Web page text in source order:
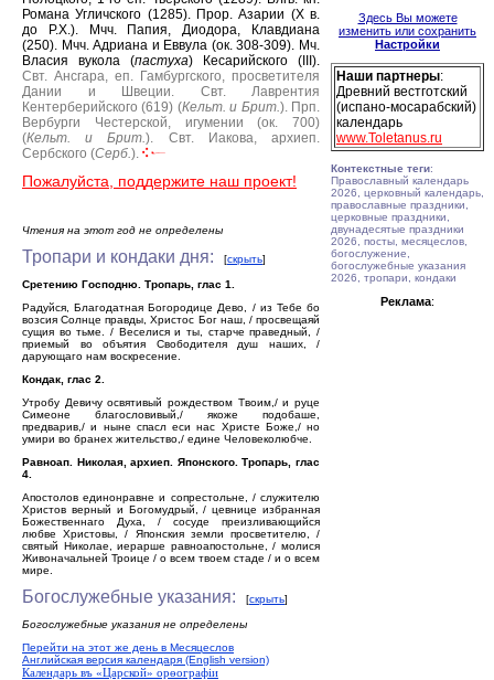
Романа Угличского (1285). Прор. Азарии (X в.
до Р.Х.).
Мчч. Папия, Диодора, Клавдиана
(250). Мчч. Адриана и Еввула (ок. 308-309). Мч.
Власия вукола (пастуха) Кесарийского (III).
Свт. Ансгара, еп. Гамбургского, просветителя
Дании и Швеции.
Свт. Лаврентия
Кентерберийского (619) (Кельт. и Брит.). Прп.
Вербурги Честерской, игумении (ок. 700)
(Кельт. и Брит.).
Свт. Иакова, архиеп.
Сербского (Серб.).
Пожалуйста, поддержите наш проект!
Чтения на этот год не определены
Тропари и кондаки дня: [скрыть]
Сретению Господню. Тропарь, глас 1.
Радуйся, Благодатная Богородице Дево, / из Тебе бо
возсия Солнце правды, Христос Бог наш, / просвещаяй
сущия во тьме. / Веселися и ты, старче праведный, /
приемый во объятия Свободителя душ наших, /
дарующаго нам воскресение.
Кондак, глас 2.
Утробу Девичу освятивый рождеством Твоим,/ и руце
Симеоне благословивый,/ якоже подобаше,
предварив,/ и ныне спасл еси нас Христе Боже,/ но
умири во бранех жительство,/ едине Человеколюбче.
Равноап. Николая, архиеп. Японского. Тропарь, глас
4.
Апостолов единонравне и сопрестольне, / служителю
Христов верный и Богомудрый, / цевнице избранная
Божественнаго Духа, / сосуде преизливающийся
любве Христовы, / Японския земли просветителю, /
святый Николае, иерарше равноапостольне, / молися
Живоначальней Троице / о всем твоем стаде / и о всем
мире.
Богослужебные указания: [скрыть]
Богослужебные указания не определены
Перейти на этот же день в Месяцеслов
Английская версия календаря (English version)
Календарь въ «Царской» орѳографiи
Здесь Вы можете
изменить или сохранить
Настройки
Наши партнеры:
Древний вестготский
(испано-мосарабский)
календарь
www.Toletanus.ru
Контекстные теги:
Православный календарь
2026, церковный календарь,
православные праздники,
церковные праздники,
двунадесятые праздники
2026, посты, месяцеслов,
богослужение,
богослужебные указания
2026, тропари, кондаки
Реклама: